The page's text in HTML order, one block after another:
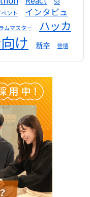
ベント
インタビュ
ムマスター
ハッカ
け 新卒 登壇